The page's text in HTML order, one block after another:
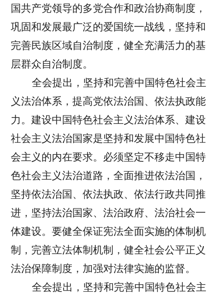
国共产党领导的多党合作和政治协商制度，
巩固和发展最广泛的爱国统一战线，坚持和
完善民族区域自治制度，健全充满活力的基
层群众自治制度。
全会提出，坚持和完善中国特色社会主
义法治体系，提高党依法治国、依法执政能
力。建设中国特色社会主义法治体系、建设
社会主义法治国家是坚持和发展中国特色社
会主义的内在要求。必须坚定不移走中国特
色社会主义法治道路，全面推进依法治国，
坚持依法治国、依法执政、依法行政共同推
进，坚持法治国家、法治政府、法治社会一
体建设。要健全保证宪法全面实施的体制机
制，完善立法体制机制，健全社会公平正义
法治保障制度，加强对法律实施的监督。
全会提出，坚持和完善中国特色社会主